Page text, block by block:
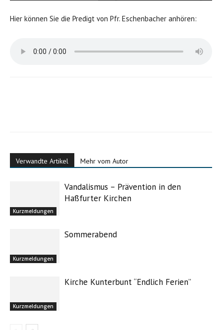
Hier können Sie die Predigt von Pfr. Eschenbacher anhören:
Verwandte Artikel Mehr vom Autor
Kurzmeldungen
Vandalismus – Prävention in den
Haßfurter Kirchen
Kurzmeldungen
Sommerabend
Kurzmeldungen
Kirche Kunterbunt “Endlich Ferien”